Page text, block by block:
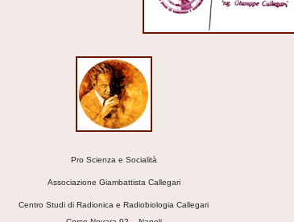
Pro Scienza e Socialità
Associazione Giambattista Callegari
Centro Studi di Radionica e Radiobiologia Callegari